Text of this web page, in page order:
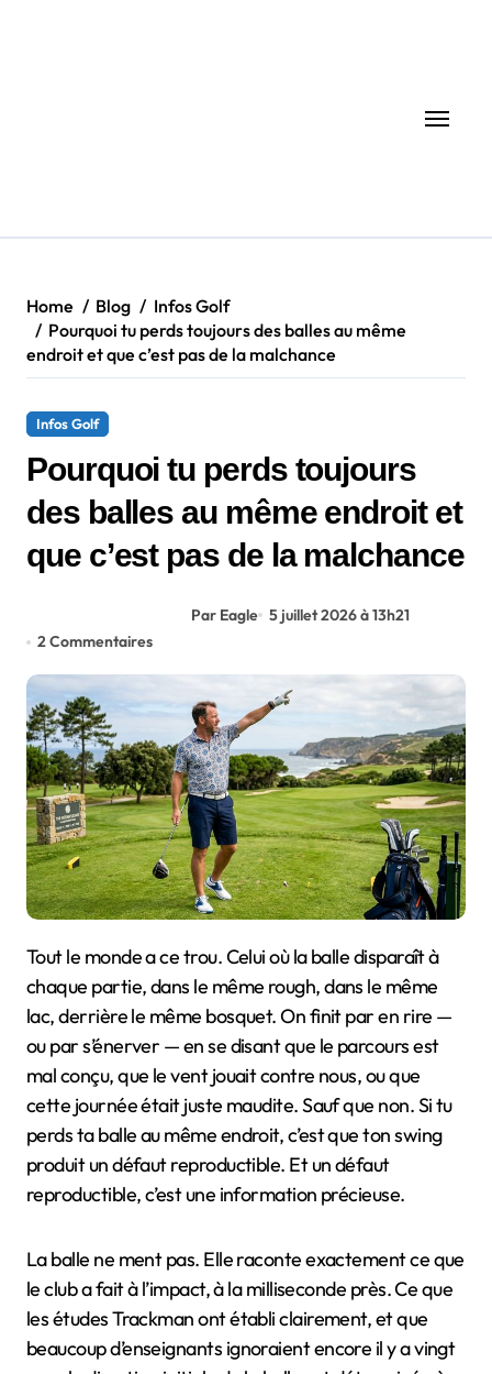
Home Blog
Infos Golf
Pourquoi tu perds toujours des balles au même
endroit et que c’est pas de la malchance
Infos Golf
Pourquoi tu perds toujours
des balles au même endroit et
que c’est pas de la malchance
Par Eagle 5 juillet 2026 à 13h21
2 Commentaires
Tout le monde a ce trou. Celui où la balle disparaît à
chaque partie, dans le même rough, dans le même
lac, derrière le même bosquet. On finit par en rire —
ou par s’énerver — en se disant que le parcours est
mal conçu, que le vent jouait contre nous, ou que
cette journée était juste maudite. Sauf que non. Si tu
perds ta balle au même endroit, c’est que ton swing
produit un défaut reproductible. Et un défaut
reproductible, c’est une information précieuse.
La balle ne ment pas. Elle raconte exactement ce que
le club a fait à l’impact, à la milliseconde près. Ce que
les études Trackman ont établi clairement, et que
beaucoup d’enseignants ignoraient encore il y a vingt